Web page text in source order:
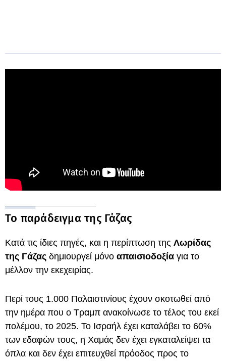
Το παράδειγμα της Γάζας
Κατά τις ίδιες πηγές, και η περίπτωση της Λωρίδας
της Γάζας δημιουργεί μόνο απαισιοδοξία για το
μέλλον την εκεχειρίας.
Περί τους 1.000 Παλαιστινίους έχουν σκοτωθεί από
την ημέρα που ο Τραμπ ανακοίνωσε το τέλος του εκεί
πολέμου, το 2025. Το Ισραήλ έχει καταλάβει το 60%
των εδαφών τους, η Χαμάς δεν έχει εγκαταλείψει τα
όπλα και δεν έχει επιτευχθεί πρόοδος προς το